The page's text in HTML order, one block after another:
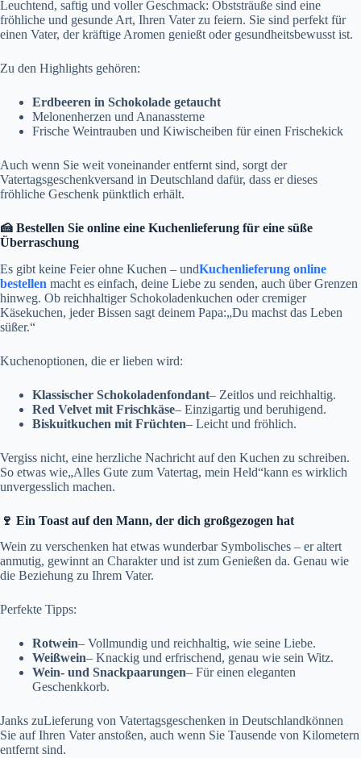
Leuchtend, saftig und voller Geschmack: Obststräuße sind eine
fröhliche und gesunde Art, Ihren Vater zu feiern. Sie sind perfekt für
einen Vater, der kräftige Aromen genießt oder gesundheitsbewusst ist.
Zu den Highlights gehören:
Erdbeeren in Schokolade getaucht
Melonenherzen und Ananassterne
Frische Weintrauben und Kiwischeiben für einen Frischekick
Auch wenn Sie weit voneinander entfernt sind, sorgt der
Vatertagsgeschenkversand in Deutschland dafür, dass er dieses
fröhliche Geschenk pünktlich erhält.
🍰 Bestellen Sie online eine Kuchenlieferung für eine süße
Überraschung
Es gibt keine Feier ohne Kuchen – undKuchenlieferung online
bestellen macht es einfach, deine Liebe zu senden, auch über Grenzen
hinweg. Ob reichhaltiger Schokoladenkuchen oder cremiger
Käsekuchen, jeder Bissen sagt deinem Papa:„Du machst das Leben
süßer.“
Kuchenoptionen, die er lieben wird:
Klassischer Schokoladenfondant– Zeitlos und reichhaltig.
Red Velvet mit Frischkäse– Einzigartig und beruhigend.
Biskuitkuchen mit Früchten– Leicht und fröhlich.
Vergiss nicht, eine herzliche Nachricht auf den Kuchen zu schreiben.
So etwas wie„Alles Gute zum Vatertag, mein Held“kann es wirklich
unvergesslich machen.
🍷 Ein Toast auf den Mann, der dich großgezogen hat
Wein zu verschenken hat etwas wunderbar Symbolisches – er altert
anmutig, gewinnt an Charakter und ist zum Genießen da. Genau wie
die Beziehung zu Ihrem Vater.
Perfekte Tipps:
Rotwein– Vollmundig und reichhaltig, wie seine Liebe.
Weißwein– Knackig und erfrischend, genau wie sein Witz.
Wein- und Snackpaarungen– Für einen eleganten
Geschenkkorb.
Janks zuLieferung von Vatertagsgeschenken in Deutschlandkönnen
Sie auf Ihren Vater anstoßen, auch wenn Sie Tausende von Kilometern
entfernt sind.